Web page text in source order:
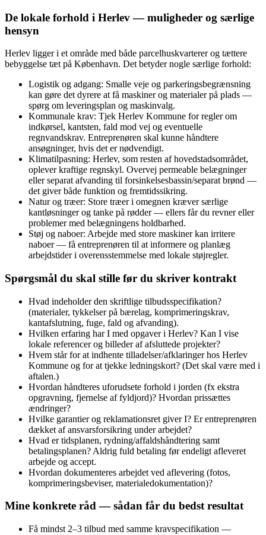
De lokale forhold i Herlev — muligheder og særlige
hensyn
Herlev ligger i et område med både parcelhuskvarterer og tættere
bebyggelse tæt på København. Det betyder nogle særlige forhold:
Logistik og adgang: Smalle veje og parkeringsbegrænsning
kan gøre det dyrere at få maskiner og materialer på plads —
spørg om leveringsplan og maskinvalg.
Kommunale krav: Tjek Herlev Kommune for regler om
indkørsel, kantsten, fald mod vej og eventuelle
regnvandskrav. Entreprenøren skal kunne håndtere
ansøgninger, hvis det er nødvendigt.
Klimatilpasning: Herlev, som resten af hovedstadsområdet,
oplever kraftige regnskyl. Overvej permeable belægninger
eller separat afvanding til forsinkelsesbassin/separat brønd —
det giver både funktion og fremtidssikring.
Natur og træer: Store træer i omegnen kræver særlige
kantløsninger og tanke på rødder — ellers får du revner eller
problemer med belægningens holdbarhed.
Støj og naboer: Arbejde med store maskiner kan irritere
naboer — få entreprenøren til at informere og planlæg
arbejdstider i overensstemmelse med lokale støjregler.
Spørgsmål du skal stille før du skriver kontrakt
Hvad indeholder den skriftlige tilbudsspecifikation?
(materialer, tykkelser på bærelag, komprimeringskrav,
kantafslutning, fuge, fald og afvanding).
Hvilken erfaring har I med opgaver i Herlev? Kan I vise
lokale referencer og billeder af afsluttede projekter?
Hvem står for at indhente tilladelser/afklaringer hos Herlev
Kommune og for at tjekke ledningskort? (Det skal være med i
aftalen.)
Hvordan håndteres uforudsete forhold i jorden (fx ekstra
opgravning, fjernelse af fyldjord)? Hvordan prissættes
ændringer?
Hvilke garantier og reklamationsret giver I? Er entreprenøren
dækket af ansvarsforsikring under arbejdet?
Hvad er tidsplanen, rydning/affaldshåndtering samt
betalingsplanen? Aldrig fuld betaling før endeligt afleveret
arbejde og accept.
Hvordan dokumenteres arbejdet ved aflevering (fotos,
komprimeringsbeviser, materialedokumentation)?
Mine konkrete råd — sådan får du bedst resultat
Få mindst 2–3 tilbud med samme kravspecifikation —